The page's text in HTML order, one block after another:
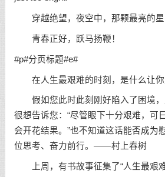
穿越绝望，夜空中，那颗最亮的星
青春正好，跃马扬鞭！
#p#分页标题#e#
在人生最艰难的时刻，是什么让你
假如您此时此刻刚好陷入了困境，
很想告诉您：“尽管眼下十分艰难，可
会开花结果。”也不知道这话能否成为
位思考、奋力前行。——村上春树
上周，有书故事征集了“人生最艰